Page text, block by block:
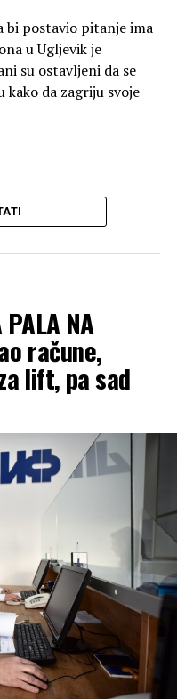
bi postavio pitanje ima
u Ugljevik je
su ostavljeni da se
kako da zagriju svoje
lokalne
nerad
uglja, ali i inertnost
obavezna da
usluga građanima,
ugljem ne obećava,
ništa od januara
na sistemski način,
PALA NA
račune,
lift, pa sad